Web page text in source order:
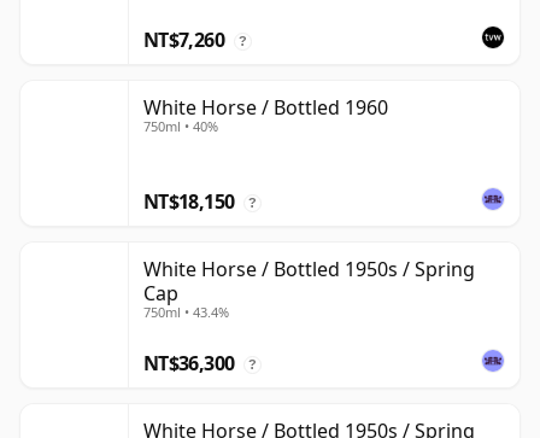
NT$7,260 ?
White Horse / Bottled 1960
750ml • 40%
NT$18,150 ?
White Horse / Bottled 1950s / Spring
Cap
750ml • 43.4%
NT$36,300 ?
White Horse / Bottled 1950s / Spring